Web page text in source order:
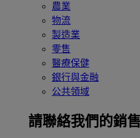
農業
物流
製造業
零售
醫療保健
銀行與金融
公共領域
請聯絡我們的銷